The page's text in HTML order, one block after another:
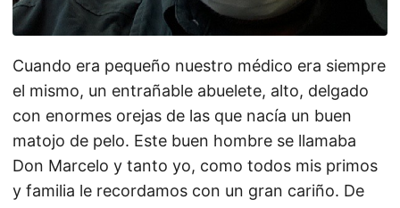
Cuando era pequeño nuestro médico era siempre
el mismo, un entrañable abuelete, alto, delgado
con enormes orejas de las que nacía un buen
matojo de pelo. Este buen hombre se llamaba
Don Marcelo y tanto yo, como todos mis primos
y familia le recordamos con un gran cariño. De